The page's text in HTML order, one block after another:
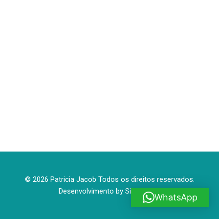
© 2026 Patricia Jacob Todos os direitos reservados.
Desenvolvimento by Site House
WhatsApp